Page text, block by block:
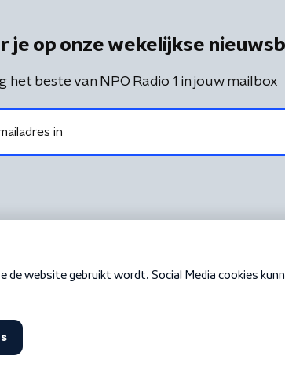
je op onze wekelijkse
het beste van NPO Radio 1 in jouw mailbox